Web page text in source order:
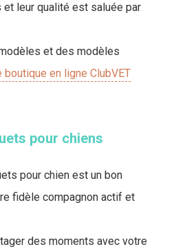
leur qualité est saluée par
et des modèles
boutique en ligne ClubVET
pour chiens
pour chien est un bon
fidèle compagnon actif et
des moments avec votre